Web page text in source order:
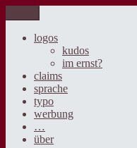
Inhalt
springen
logoblog · · · wörter · worte ·
der blog über sprache,
logos
kudos
im ernst?
claims
sprache
typo
werbung
…
über